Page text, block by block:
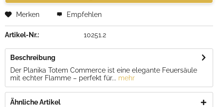
Merken Empfehlen
Artikel-Nr.: 10251.2
Beschreibung
Der Planika Totem Commerce ist eine elegante Feuersäule
mit echter Flamme – perfekt für... mehr
Ähnliche Artikel